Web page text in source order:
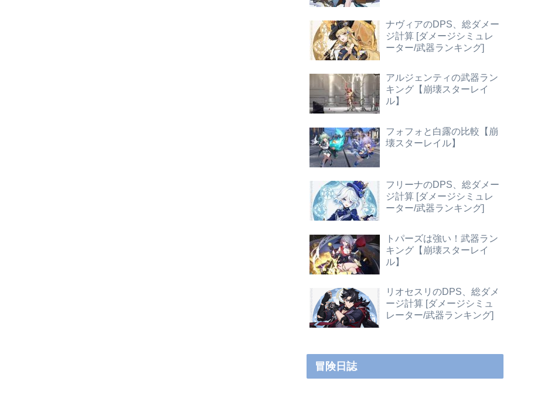
ナヴィアのDPS、総ダメー
ジ計算 [ダメージシミュレ
ーター/武器ランキング]
アルジェンティの武器ラン
キング【崩壊スターレイ
ル】
フォフォと白露の比較【崩
壊スターレイル】
フリーナのDPS、総ダメー
ジ計算 [ダメージシミュレ
ーター/武器ランキング]
トパーズは強い！武器ラン
キング【崩壊スターレイ
ル】
リオセスリのDPS、総ダメ
ージ計算 [ダメージシミュ
レーター/武器ランキング]
冒険日誌